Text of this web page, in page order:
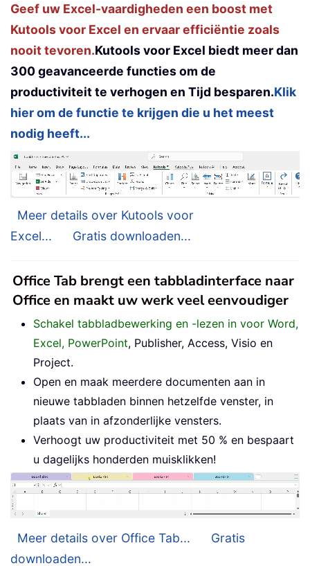
Geef uw Excel-vaardigheden een boost met
Kutools voor Excel en ervaar efficiëntie zoals
nooit tevoren.Kutools voor Excel biedt meer dan
300 geavanceerde functies om de
productiviteit te verhogen en Tijd besparen.Klik
hier om de functie te krijgen die u het meest
nodig heeft...
Meer details over Kutools voor
Excel...
Gratis downloaden...
Office Tab brengt een tabbladinterface naar
Office en maakt uw werk veel eenvoudiger
Schakel tabbladbewerking en -lezen in voor Word,
Excel, PowerPoint, Publisher, Access, Visio en
Project.
Open en maak meerdere documenten aan in
nieuwe tabbladen binnen hetzelfde venster, in
plaats van in afzonderlijke vensters.
Verhoogt uw productiviteit met 50 % en bespaart
u dagelijks honderden muisklikken!
Meer details over Office Tab...
Gratis
downloaden...